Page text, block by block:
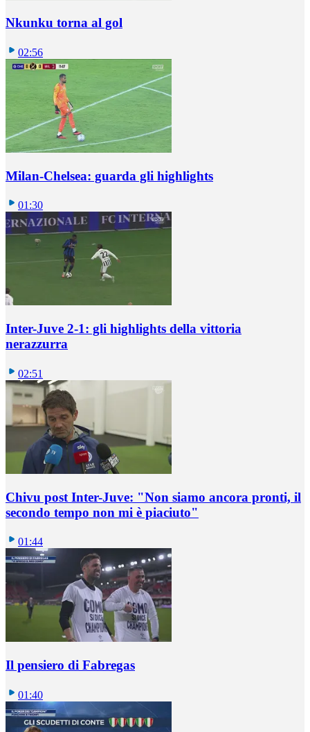
Nkunku torna al gol
02:56
Milan-Chelsea: guarda gli highlights
01:30
Inter-Juve 2-1: gli highlights della vittoria
nerazzurra
02:51
Chivu post Inter-Juve: "Non siamo ancora pronti, il
secondo tempo non mi è piaciuto"
01:44
Il pensiero di Fabregas
01:40